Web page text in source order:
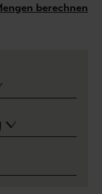
berechnen